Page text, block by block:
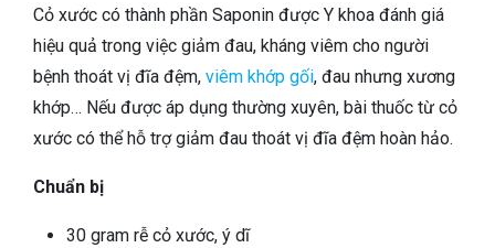
Cỏ xước có thành phần Saponin được Y khoa đánh giá
hiệu quả trong việc giảm đau, kháng viêm cho người
bệnh thoát vị đĩa đệm, viêm khớp gối, đau nhưng xương
khớp… Nếu được áp dụng thường xuyên, bài thuốc từ cỏ
xước có thể hỗ trợ giảm đau thoát vị đĩa đệm hoàn hảo.
Chuẩn bị
30 gram rễ cỏ xước, ý dĩ